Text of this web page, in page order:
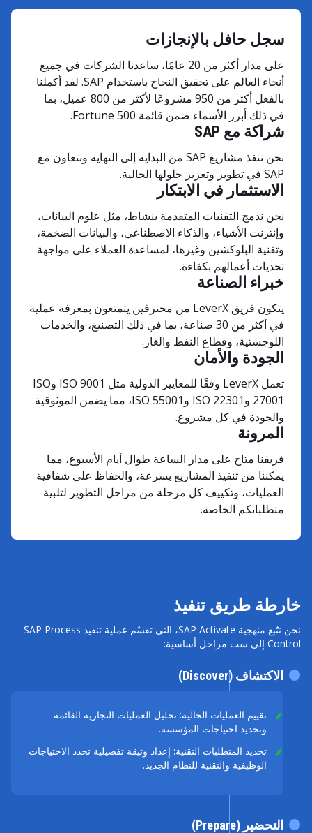
سجل حافل بالإنجازات
على مدار أكثر من 20 عامًا، ساعدنا الشركات في جميع
أنحاء العالم على تحقيق النجاح باستخدام SAP. لقد أكملنا
بالفعل أكثر من 950 مشروعًا لأكثر من 800 عميل، بما
في ذلك أبرز الأسماء ضمن قائمة Fortune 500.
خبراء الصناعة
يتكون فريق LeverX من محترفين يتمتعون بمعرفة عملية
في أكثر من 30 صناعة، بما في ذلك التصنيع، والخدمات
اللوجستية، وقطاع النفط والغاز.
شراكة مع SAP
نحن ننفذ مشاريع SAP من البداية إلى النهاية ونتعاون مع
SAP في تطوير وتعزيز حلولها الحالية.
الجودة والأمان
تعمل LeverX وفقًا للمعايير الدولية مثل ISO 9001 وISO
27001 وISO 22301 وISO 55001، مما يضمن الموثوقية
والجودة في كل مشروع.
الاستثمار في الابتكار
نحن ندمج التقنيات المتقدمة بنشاط، مثل علوم البيانات،
وإنترنت الأشياء، والذكاء الاصطناعي، والبيانات الضخمة،
وتقنية البلوكشين وغيرها، لمساعدة العملاء على مواجهة
تحديات أعمالهم بكفاءة.
المرونة
فريقنا متاح على مدار الساعة طوال أيام الأسبوع، مما
يمكننا من تنفيذ المشاريع بسرعة، والحفاظ على شفافية
العمليات، وتكييف كل مرحلة من مراحل التطوير لتلبية
متطلباتكم الخاصة.
خارطة طريق تنفيذ
نحن نتّبع منهجية SAP Activate، التي تقسّم عملية تنفيذ SAP Process
Control إلى ست مراحل أساسية:
تقييم العمليات الحالية: تحليل العمليات التجارية القائمة
وتحديد احتياجات المؤسسة.
تحديد المتطلبات التقنية: إعداد وثيقة تفصيلية تحدد الاحتياجات
الوظيفية والتقنية للنظام الجديد.
الاكتشاف (Discover)
التحضير (Prepare)